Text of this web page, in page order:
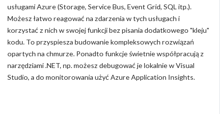
usługami Azure (Storage, Service Bus, Event Grid, SQL itp.).
Możesz łatwo reagować na zdarzenia w tych usługach i
korzystać z nich w swojej funkcji bez pisania dodatkowego "kleju"
kodu. To przyspiesza budowanie kompleksowych rozwiązań
opartych na chmurze. Ponadto funkcje świetnie współpracują z
narzędziami .NET, np. możesz debugować je lokalnie w Visual
Studio, a do monitorowania użyć Azure Application Insights.